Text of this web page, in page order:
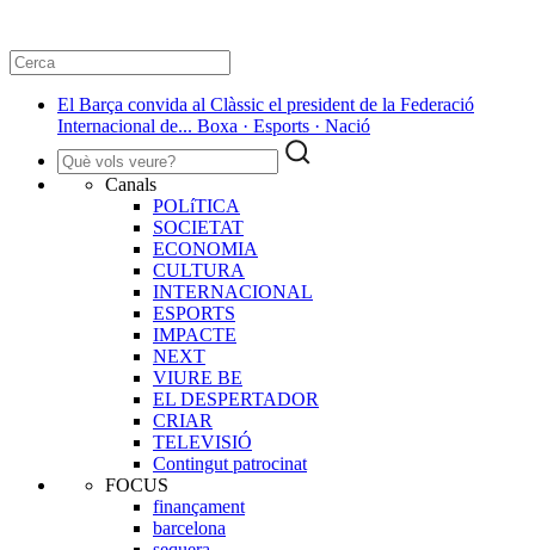
El Barça convida al Clàssic el president de la Federació
Internacional de... Boxa · Esports · Nació
Canals
POLíTICA
SOCIETAT
ECONOMIA
CULTURA
INTERNACIONAL
ESPORTS
IMPACTE
NEXT
VIURE BE
EL DESPERTADOR
CRIAR
TELEVISIÓ
Contingut patrocinat
FOCUS
finançament
barcelona